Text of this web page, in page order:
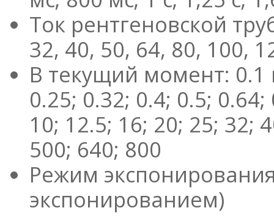
Ток рентгеновской
32, 40, 50, 64, 80, 100,
В текущий момент: 0.1
0.25; 0.32; 0.4; 0.5;
10; 12.5; 16; 20; 25; 32;
500; 640; 800
Режим
экспонированием)